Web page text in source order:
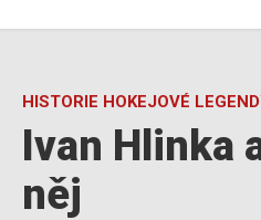
HISTORIE HOKEJOVÉ
Ivan Hlinka
něj